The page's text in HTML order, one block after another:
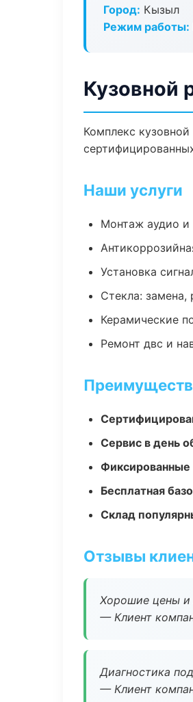
Город: Кызыл
Режим работы:
Кузовной
Комплекс
Наши услуги
Монтаж аудио и
Установка
Стекла: замена,
Керамические
Ремонт двс и
Сервис в день
Бесплатная
Склад
Отзывы
Хорошие цены и
— Клиент
Диагностика
— Клиент